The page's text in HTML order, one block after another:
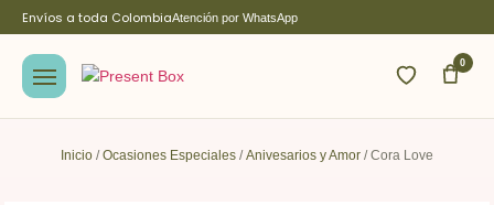
Envíos a toda ColombiaAtención por WhatsApp
0
Inicio /Ocasiones Especiales /Anivesarios y Amor / Cora Love